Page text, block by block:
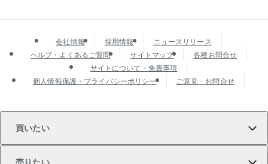
会社情報 採用情報
ニュースリリース
ヘルプ・よくあるご質問
サイトマップ
各種お問合せ
サイトについて・免責事項
個人情報保護・プライバシーポリシー
ご意見・お問合せ
買いたい